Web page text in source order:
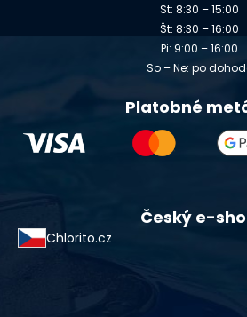
St: 8:30 – 15:00
Št: 8:30 – 16:00
Pi: 9:00 – 16:00
So – Ne: po
Platobné
Český e-
Chlorito.cz